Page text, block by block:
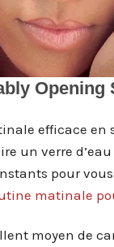
efficace
un verre
pour
matinale
moyen de